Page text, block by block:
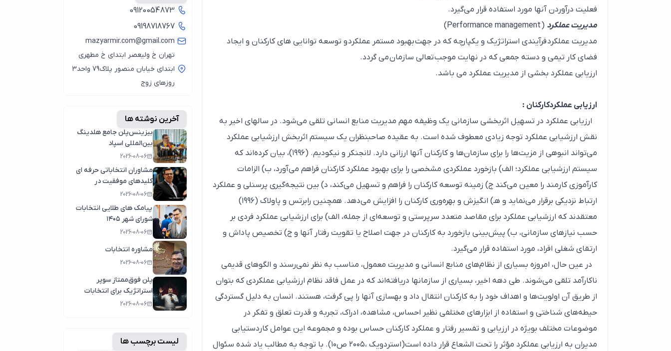
فعلیت درآوردن آنها مورد استفاده قرار می‌گیرد.
مدیریت عملکرد (
Performance management
مدیریت عملکرد فرآیندی استراتژیک و یکپارچه که در جهت بهبود مستمر عملکرد و توسعه توانایی های کارکنان و ایجاد
فضای کار تیمی و دسته جمعی که در نهایت موجب تعالی سازمان می گردد.
ارزیابی عملکرد بخشی از مدیریت عملکرد می باشد.
ارزیابی عملکردکارکنان :
ارزیابی عملکرد در تسهیل اثربخشی سازمانی یک وظیفه مهم مدیریت منابع انسانی تلقی می‌شود. در سالهای اخیر به
نقش ارزشیابی عملکرد توجه زیادی معطوف شده است. به عقیده صاحبنظران یک سیستم اثربخش ارزشیابی عملکرد
می‌‌تواند انبوهی از مزیت‌ها را برای سازمان‌ها و کارکنان آنها ارزانی دارد. لانجنکر و نیکودیم. (۱۹۹۶)، بیان کرده‌اند که
سیستم ارزشیابی عملکرد؛ الف) بازخورد عملکردی مشخصی را برای بهبود عملکرد کارکنان فراهم می‌آورد، ب) الزامات
کارآموزی کارمند را معین می‌کند ج) زمینه توسعه کارکنان را فراهم و تسهیل می‌کند، د) بین نتیجه‌گیری پرسنلی و عملکرد
ارتباط نزدیکی برقرار می‌نماید و هـ) انگیزش و بهره‌وری کارکنان را افزایش می‌دهد. همچنین رابرتس و پاولاک (۱۹۹۶)
معتقدند که ارزشیابی عملکرد برای مقاصد متعدد سرپرستی و توسعه‌ای از جمله، الف) برای ارزشیابی عملکرد فردی بر
حسب نیازهای سازمانی، ب) پیش‌بینی بازخورد به کارکنان در جهت اصلاح یا تقویت رفتار آنها و ج) تخصیص پاداش و
ارتقای شغلی افراد، مورد استفاده قرار می‌گیرد.
در عین حال، امروزه بسیاری از نظام‌های منابع انسانی و مدیریت معمول، مناسب به نظر نمی‌رسند و الگوهای قدیمی
ناکارآمد تلقی می‌شوند. طی دهه اخیر، بسیاری از سازمانها دریافته‌اند که در عمل فاقد نظام ارزشیابی عملکردی که بتوان
از طریق آن اولویت‌ها و اهداف خود را به کارکنان انتقال داد و بهسازی آنها را پی گرفت، هستند. انسان به دلیل گستردگی
حیطه‌های شناختی و استفاده از ابزار‌های مختلفی نظیر احساس، مشاهده، ادراک، تجربه و قدرت تعلق و تفکر در
موضوعات مختلف بویژه در ارزیابی و تفسیر رفتار و عملکرد کارکنان حساس بوده و مجموعه این عوامل کاردستیابی
مدیران به ارزیابی عملکرد مؤثر را تحت الشعاع قرار داده است(استردویک ،۲۰۰۵ ص۱۰). با توجه به مطالب یاد شده سئوال
09120054873
09198718767
mazyarmir.com@gmail.com
تهران خ ولیعصر ابتدای خ مطهری
ابتدای خیابان منصور پلاک79 واحد3
روزهای زوج
آخرین نوشته ها
بیزینس‌پلن جامع هلدینگ
بین‌المللی اسپاد
2026-08-06
مشاوران انتخاباتی حرفه ای
کلیدهای موفقیت در
انتخابات سال1404
2026-08-06
پیامک های طلایی انتخابات
شورای شهر ۱۴۰۵
2026-08-06
مشاوره انتخابات
2026-08-06
پلن فوق‌ممتاز سوپر
استراتژیک برای انتخابات
2026-08-06
لیست برچسب ها